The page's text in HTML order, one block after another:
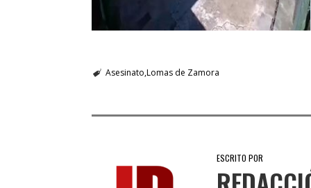
Asesinato Lomas de Zamora
ESCRITO POR